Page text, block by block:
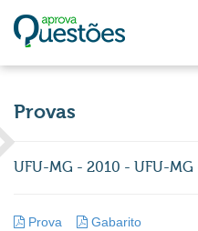
Provas
UFU-MG - 2010 - UFU-
Prova Gabarito